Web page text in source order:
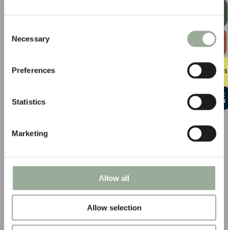
Selection
Necessary
Preferences
Statistics
Marketing
Allow all
Allow selection
DÉCOUVRIR
LE GUIDE
DES SACS
D’ÉCHANTILLONS
GRATUIT
DÉMARRER UNE
CONVERSATION